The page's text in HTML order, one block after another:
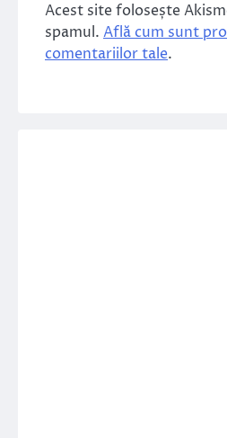
Acest site folosește
spamul. Află cum sunt
comentariilor tale.